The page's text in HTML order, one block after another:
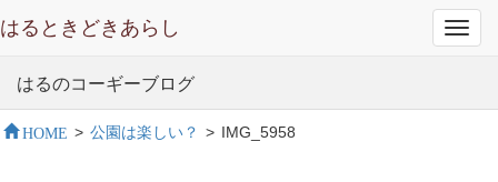
はるときどきあらし
はるのコーギーブログ
HOME > 公園は楽しい？ > IMG_5958